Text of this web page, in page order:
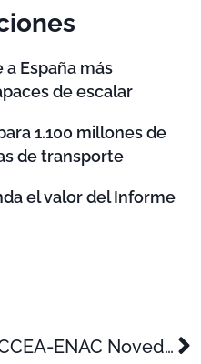
a España más
de escalar
1.100 millones de
de transporte
el valor del Informe
CCEA-ENAC Novedades en la certificación de Proyectos I+D+i